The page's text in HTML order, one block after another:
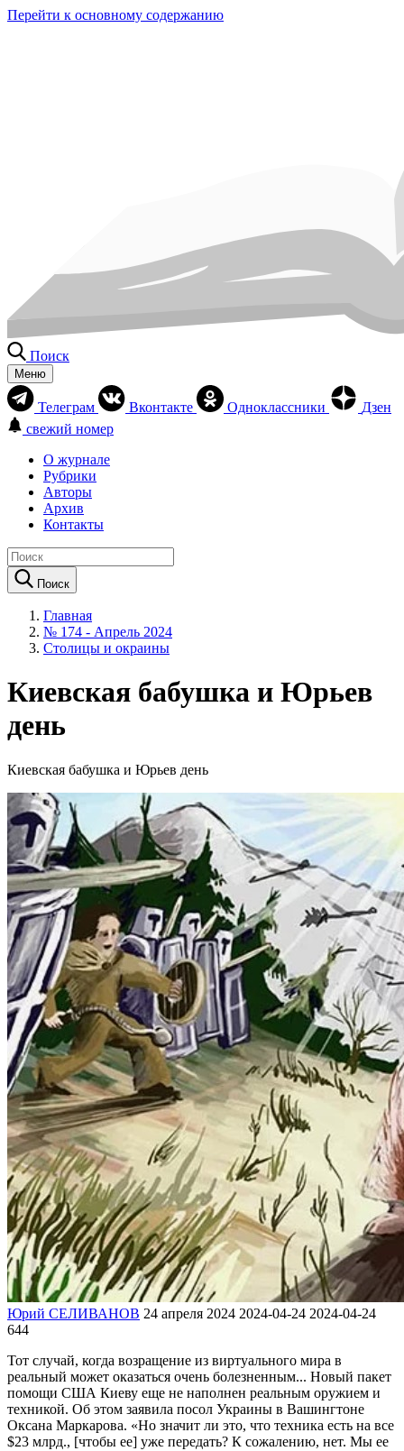
Перейти к основному содержанию
Поиск
Меню
Телеграм Вконтакте Одноклассники
Дзен
свежий номер
О журнале
Рубрики
Авторы
Архив
Контакты
Поиск
Главная
№ 174 - Апрель 2024
Столицы и окраины
Киевская бабушка и Юрьев
день
Киевская бабушка и Юрьев день
Юрий СЕЛИВАНОВ 24 апреля 2024 2024-04-24 2024-04-24
644
Тот случай, когда возращение из виртуального мира в
реальный может оказаться очень болезненным... Новый пакет
помощи США Киеву еще не наполнен реальным оружием и
техникой. Об этом заявила посол Украины в Вашингтоне
Оксана Маркарова. «Но значит ли это, что техника есть на все
$23 млрд., [чтобы ее] уже передать? К сожалению, нет. Мы ее